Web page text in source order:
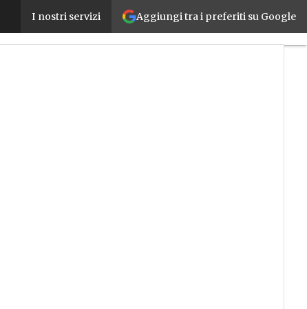
Aggiungi tra i preferiti su Google
I nostri servizi
Dall’analogico all’intelligenza artificiale: le